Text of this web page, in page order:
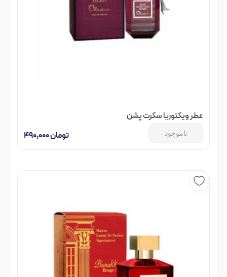
عطر ویکتوریا سکرت پشن
تومان
ناموجود